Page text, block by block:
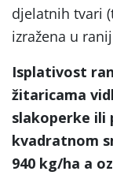
djelatnih tvari
izražena u
Isplativost
žitaricama
slakoperke ili
kvadratnom
940 kg/ha a